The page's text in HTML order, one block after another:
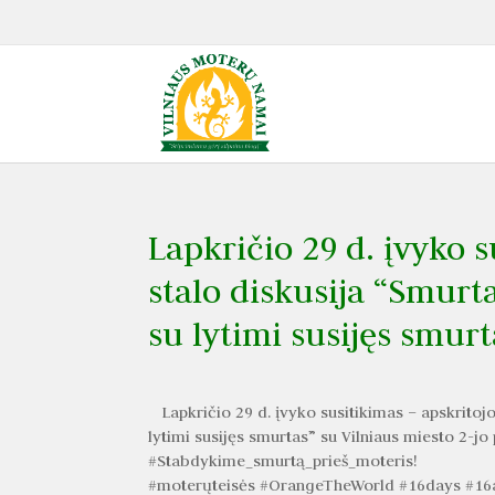
Lapkričio 29 d. įvyko
stalo diskusija
su lytimi susijęs
Lapkričio 29 d. įvyko susitikimas –
lytimi susijęs smurtas” su Vilniaus miesto 2-
#Stabdykime_smurtą_prieš_moteris!
#moterųteisės #OrangeTheWorld #16days